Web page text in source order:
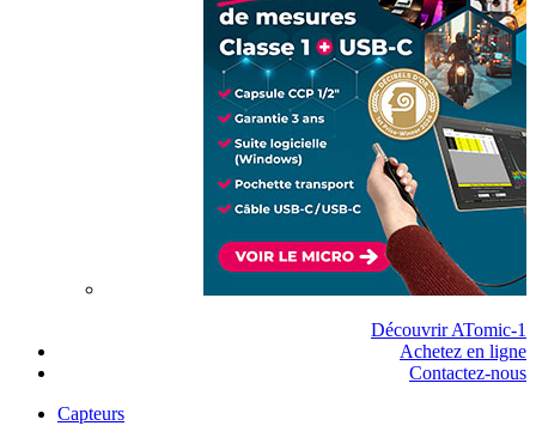
Découvrir ATomic-1
Achetez en ligne
Contactez-nous
Capteurs